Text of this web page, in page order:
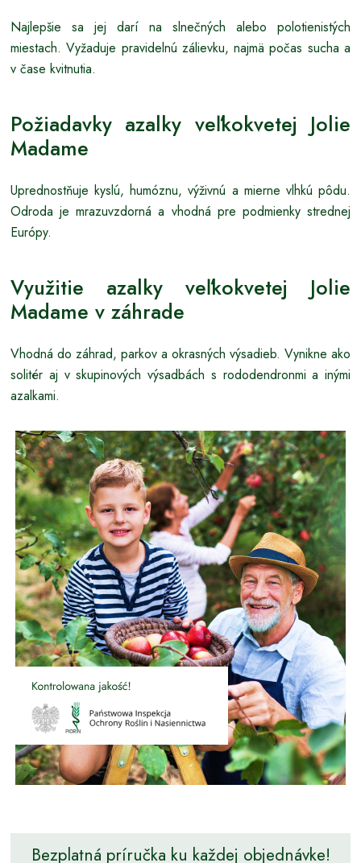
Najlepšie sa jej darí na slnečných alebo polotienistých
miestach. Vyžaduje pravidelnú zálievku, najmä počas sucha a
v čase kvitnutia.
Požiadavky azalky veľkokvetej Jolie
Madame
Uprednostňuje kyslú, humóznu, výživnú a mierne vlhkú pôdu.
Odroda je mrazuvzdorná a vhodná pre podmienky strednej
Európy.
Využitie azalky veľkokvetej Jolie
Madame v záhrade
Vhodná do záhrad, parkov a okrasných výsadieb. Vynikne ako
solitér aj v skupinových výsadbách s rododendronmi a inými
azalkami.
Bezplatná príručka ku každej objednávke!